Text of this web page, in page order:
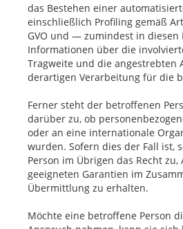
das Bestehen einer
einschließlich Profiling gemäß
GVO und — zumindest in
Informationen über die
Tragweite und die angestrebten
derartigen Verarbeitung für die
Ferner steht der betroffenen
darüber zu, ob
oder an eine internationale
wurden. Sofern dies der Fall ist,
Person im Übrigen das Recht
geeigneten Garantien im
Übermittlung zu erhalten.
Möchte eine betroffene Person